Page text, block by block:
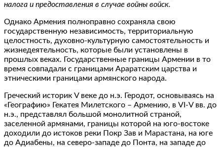
налога и предоставления в случае войны войск.
Однако Армения полноправно сохраняла свою
государственную независимость, территориальную
целостность, духовно-культурную самостоятельность и
жизнедеятельность, которые были установлены в
прошлых веках. Государственные границы Армении в то
время совпадали с границами Араратским царства и
этническими границами армянского народа.
Греческий историк V веке до н.э. Геродот, основываясь на
«Географию» Гекатея Милетского – Армению, в VΙ-V вв. до
н.э., представлял большой монолитной страной,
заселенной армянами, границы которой на юго-востоке
доходили до истоков реки Покр Зав и Марастана, на юге
до Адиабены, на северо-западе до Понта, на западе до